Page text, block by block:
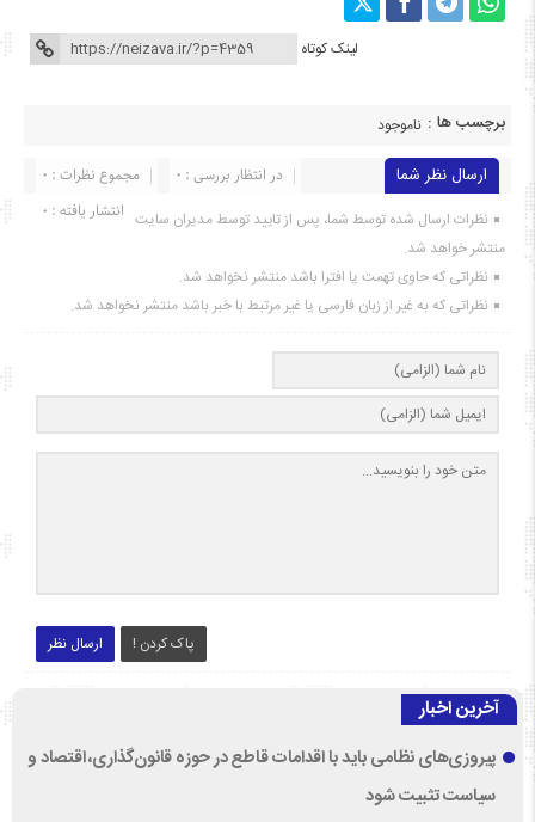
لینک کوتاه
برچسب ها : ناموجود
ارسال نظر شما مجموع نظرات : 0
در انتظار بررسی : 0
انتشار یافته : ۰ نظرات ارسال شده توسط شما، پس از تایید توسط مدیران سایت
منتشر خواهد شد.
نظراتی که حاوی تهمت یا افترا باشد منتشر نخواهد شد.
نظراتی که به غیر از زبان فارسی یا غیر مرتبط با خبر باشد منتشر نخواهد شد.
ارسال نظر پاک کردن !
آخرین اخبار
پیروزی‌های نظامی باید با اقدامات قاطع در حوزه قانون‌گذاری، اقتصاد و
سیاست تثبیت شود